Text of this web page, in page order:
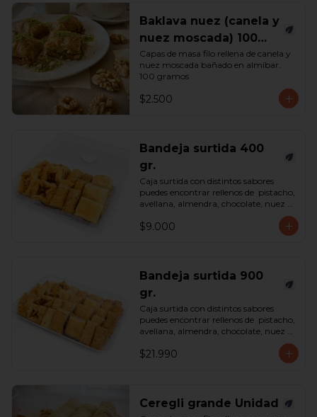
Baklava nuez (canela y
nuez moscada) 100
gramos
Capas de masa filo rellena de canela y
nuez moscada bañado en almíbar.
100 gramos
$2.500
Bandeja surtida 400
gr.
Caja surtida con distintos sabores
puedes encontrar rellenos de  pistacho,
avellana, almendra, chocolate, nuez y
*Surtido enviado sujeto a
$9.000
Bandeja surtida 900
gr.
Caja surtida con distintos sabores
puedes encontrar rellenos de  pistacho,
avellana, almendra, chocolate, nuez y
*Surtido enviado sujeto a
$21.990
Ceregli grande Unidad